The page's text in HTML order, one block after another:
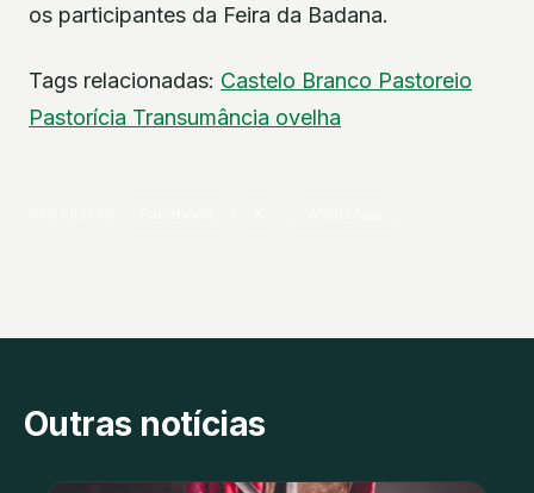
os participantes da Feira da Badana.
Tags relacionadas: Castelo Branco Pastoreio
Pastorícia Transumância ovelha
Outras notícias